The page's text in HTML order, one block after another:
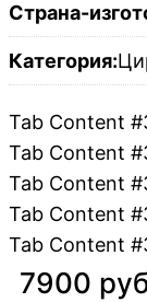
Страна-
Категория:
Tab Content
Tab Content
Tab Content
Tab Content
Tab Content
7900